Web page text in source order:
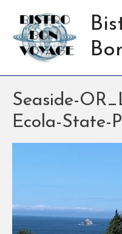
Seaside-
Ecola-State-